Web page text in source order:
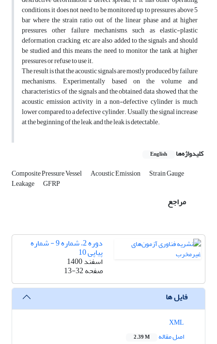
conditions, it does not need to be monitored up to pressures above 5
bar where the strain ratio out of the linear phase and at higher
pressures, other failure mechanisms, such as elastic-plastic
deformation, cracking, etc are also added to the signals and should
be studied and this means the need to monitor the tank at higher
pressures or refuse to use it.
The result is that the acoustic signals are mostly produced by failure
mechanisms. Experimentally based on the volume and
characteristics of the signals and the obtained data showed that the
acoustic emission activity in a non-defective cylinder is much
lower compared to a defective cylinder. Usually, the signal increase
at the beginning of the leak, and the leak is detectable.
کلیدواژه‌ها English
Composite Pressure Vessel Acoustic Emission Strain Gauge
Leakage GFRP
مراجع
دوره 2، شماره 9 - شماره
پیاپی 10
اسفند 1400
صفحه13-32
فایل ها
اصل مقاله
2.39 M